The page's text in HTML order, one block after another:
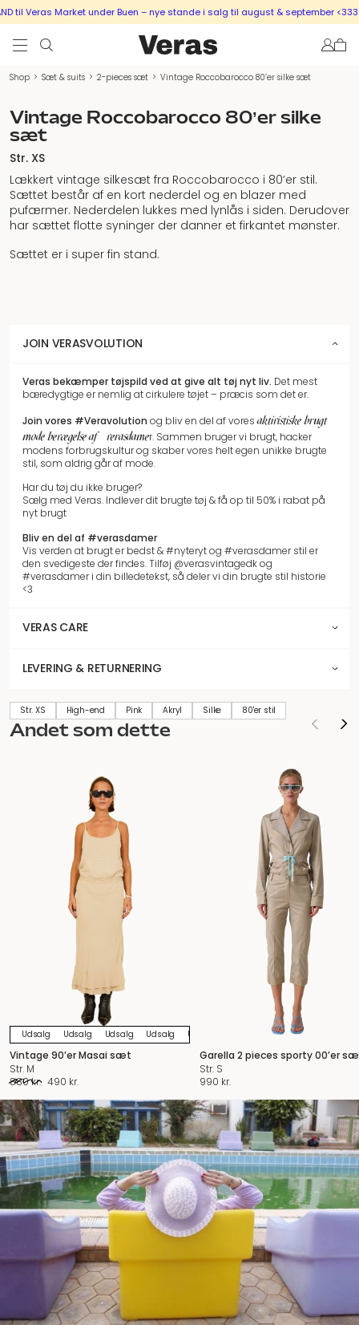
til Veras Market under Buen – nye stande i salg til august & september <333
Shop > Sæt & suits > 2-pieces sæt > Vintage Roccobarocco 80’er silke sæt
Vintage Roccobarocco 80’er silke
sæt
Str. XS
Lækkert vintage silkesæt fra Roccobarocco i 80’er stil.
Sættet består af en kort nederdel og en blazer med
pufærmer. Nederdelen lukkes med lynlås i siden. Derudover
har sættet flotte syninger der danner et firkantet mønster.
Sættet er i super fin stand.
JOIN VERASVOLUTION
Veras bekæmper tøjspild ved at give alt tøj nyt liv. Det mest
bæredygtige er nemlig at cirkulere tøjet – præcis som det er.
Join vores #Veravolution og bliv en del af voresaktivistiske brugt
mode bevægelse af #verasdamer. Sammen bruger vi brugt, hacker
modens forbrugskultur og skaber vores helt egen unikke brugte
stil, som aldrig går af mode.
Har du tøj du ikke bruger?
Sælg med Veras. Indlever dit brugte tøj & få op til 50% i rabat på
nyt brugt
Bliv en del af #verasdamer
Vis verden at brugt er bedst & #nyteryt og #verasdamer stil er
den svedigeste der findes. Tilføj @verasvintagedk og
#verasdamer i din billedetekst, så deler vi din brugte stil historie
<3
VERAS CARE
LEVERING & RETURNERING
Str. XS High-end Pink Akryl Silke 80'er stil
Andet som dette
Udsalg Udsalg Udsalg Udsalg Udsalg Udsalg
Vintage 90’er Masai sæt
Str. M
880kr. Den
pris
var:
880 kr..
490 kr.
pris
er:
490 kr..
Garella 2 pieces sporty 00’er
Str. S
990 kr.